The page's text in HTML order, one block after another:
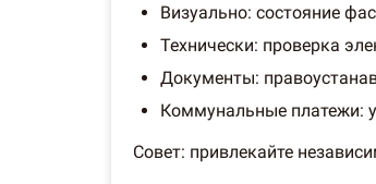
Визуально: состояние
Технически: проверка
Документы:
Коммунальные платежи:
Совет: привлекайте